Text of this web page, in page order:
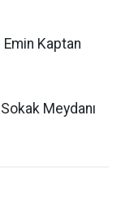
Kaptan
Meydanı